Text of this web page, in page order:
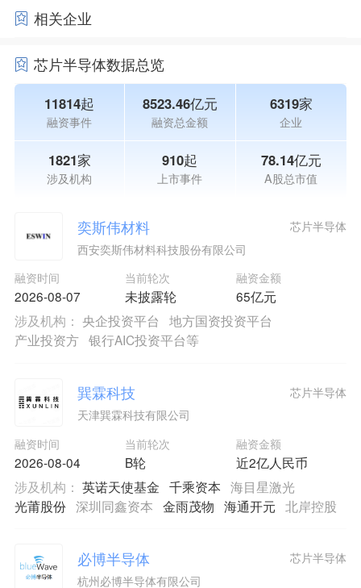
相关企业
芯片半导体数据总览
11814起
融资事件
8523.46亿元
融资总金额
6319家
企业
1821家
涉及机构
910起
上市事件
78.14亿元
A股总市值
奕斯伟材料
西安奕斯伟材料科技股份有限公司
融资时间
2026-08-07
当前轮次
未披露轮
融资金额
65亿元
芯片半导体
涉及机构： 央企投资平台
地方国资投资平台
产业投资方 银行AIC投资平台等
巽霖科技
天津巽霖科技有限公司
融资时间
2026-08-04
当前轮次
B轮
融资金额
近2亿人民币
芯片半导体
涉及机构： 英诺天使基金 千乘资本 海目星激光
光莆股份 深圳同鑫资本 金雨茂物 海通开元 北岸控股
必博半导体
杭州必博半导体有限公司
芯片半导体